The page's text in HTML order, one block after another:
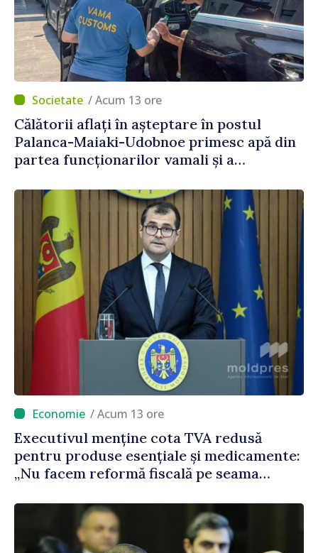
/ Acum 13 ore
Călătorii aflați în așteptare în postul
Palanca-Maiaki-Udobnoe primesc apă din
partea funcționarilor vamali și a
/ Acum 13 ore
Executivul menține cota TVA redusă
pentru produse esențiale și medicamente:
„Nu facem reformă fiscală pe seama